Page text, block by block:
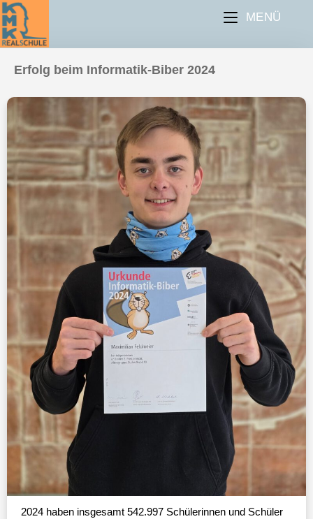
MENÜ
Erfolg beim Informatik-Biber 2024
2024 haben insgesamt 542.997 Schülerinnen und Schüler